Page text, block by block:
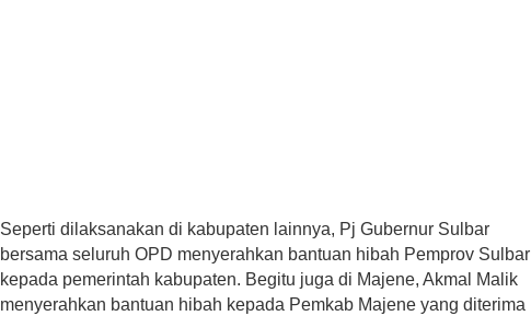
Seperti dilaksanakan di kabupaten lainnya, Pj Gubernur Sulbar
bersama seluruh OPD menyerahkan bantuan hibah Pemprov Sulbar
kepada pemerintah kabupaten. Begitu juga di Majene, Akmal Malik
menyerahkan bantuan hibah kepada Pemkab Majene yang diterima